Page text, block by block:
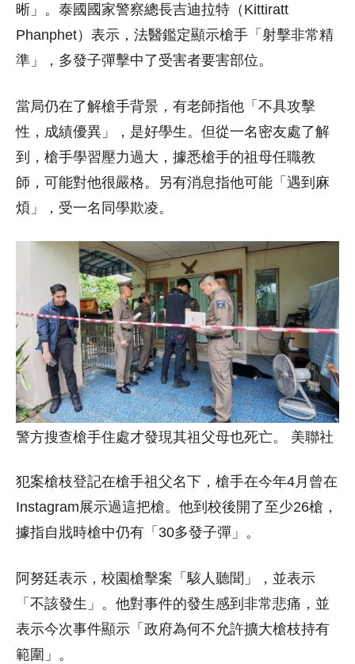
晰」。泰國國家警察總長吉迪拉特（Kittiratt
Phanphet）表示，法醫鑑定顯示槍手「射擊非常精
準」，多發子彈擊中了受害者要害部位。
當局仍在了解槍手背景，有老師指他「不具攻擊
性，成績優異」，是好學生。但從一名密友處了解
到，槍手學習壓力過大，據悉槍手的祖母任職教
師，可能對他很嚴格。另有消息指他可能「遇到麻
煩」，受一名同學欺凌。
警方搜查槍手住處才發現其祖父母也死亡。 美聯社
犯案槍枝​​登記在槍手祖父名下，槍手在今年4月曾在
Instagram展示過這把槍。他到校後開了至少26槍，
據指自戕時槍中仍有「30多發子彈」。
阿努廷表示，校園槍擊案「駭人聽聞」，並表示
「不該發生」。他對事件的發生感到非常悲痛，並
表示今次事件顯示「政府為何不允許擴大槍枝持有
範圍」。